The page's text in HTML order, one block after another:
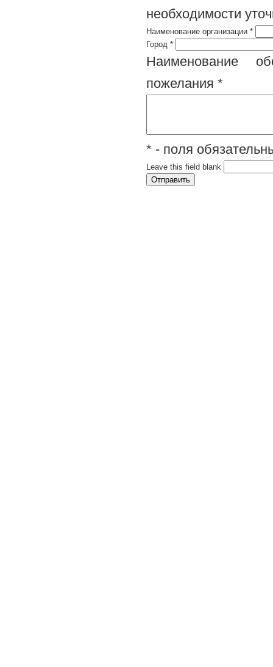
необходимости
Наименование организации *
Город *
Наименование
пожелания *
* - поля
Leave this field blank